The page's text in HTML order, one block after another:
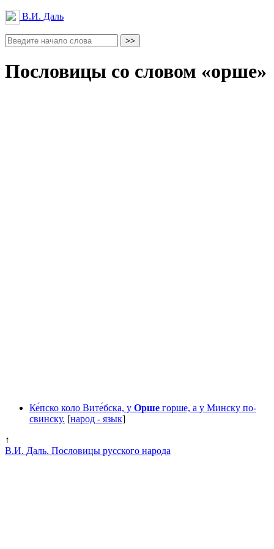
В.И. Даль
Пословицы со словом «орше»
Ке́пско коло Вите́бска, у Орше горше, а у Минску по-
свинску. [народ - язык]
↑
В.И. Даль. Пословицы русского народа